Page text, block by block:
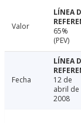
Valor
65%
(PEV)
Fecha
12 de
abril de
2008